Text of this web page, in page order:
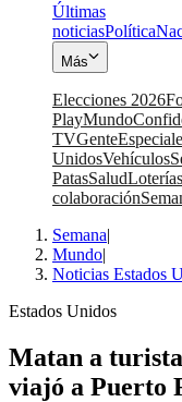
Últimas
noticiasPolítica
Más
Elecciones 2026
PlayMundo
TVGente
UnidosVehículos
PatasSaludLoterías
colaboración
Semana|
Mundo|
Noticias Estados
Estados Unidos
Matan a
viajó a Puerto